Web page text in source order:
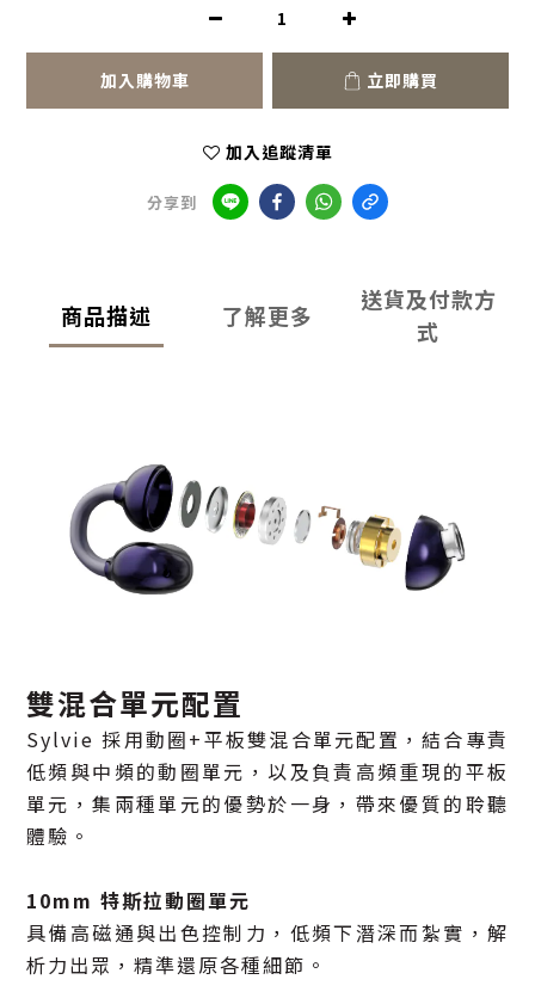
加入購物車 立即購買
加入追蹤清單
分享到
商品描述 了解更多
送貨及付款方
式
雙混合單元配置
Sylvie 採用動圈+平板雙混合單元配置，結合專責
低頻與中頻的動圈單元，以及負責高頻重現的平板
單元，集兩種單元的優勢於一身，帶來優質的聆聽
體驗。
10mm 特斯拉動圈單元
具備高磁通與出色控制力，低頻下潛深而紮實，解
析力出眾，精準還原各種細節。